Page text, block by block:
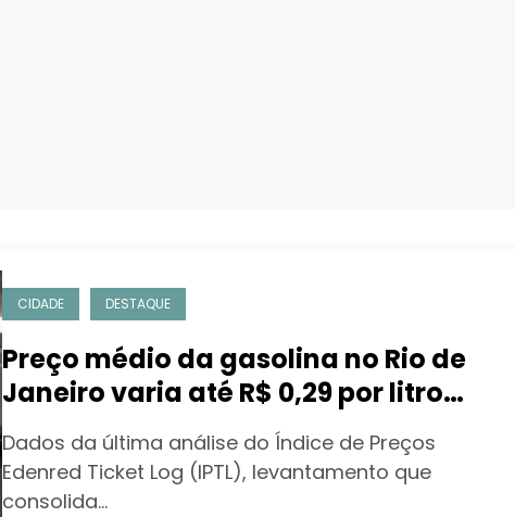
CIDADE DESTAQUE
Preço médio da gasolina no Rio de
Janeiro varia até R$ 0,29 por litro
conforme a região de
abastecimento
Dados da última análise do Índice de Preços
Edenred Ticket Log (IPTL), levantamento que
consolida…